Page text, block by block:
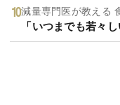
減量専門医が教える
「いつまでも若々